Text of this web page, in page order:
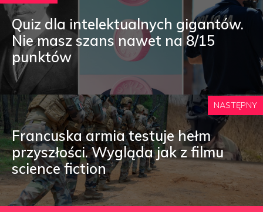
Quiz dla intelektualnych gigantów.
Nie masz szans nawet na 8/15
punktów
NASTĘPNY
Francuska armia testuje hełm
przyszłości. Wygląda jak z filmu
science fiction